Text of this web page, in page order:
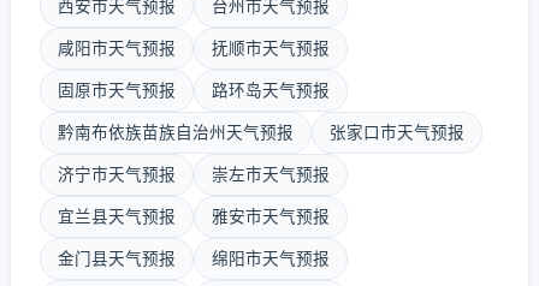
西安市天气预报 台州市天气预报
咸阳市天气预报 抚顺市天气预报
固原市天气预报 路环岛天气预报
黔南布依族苗族自治州天气预报 张家口市天气预报
济宁市天气预报 崇左市天气预报
宜兰县天气预报 雅安市天气预报
金门县天气预报 绵阳市天气预报